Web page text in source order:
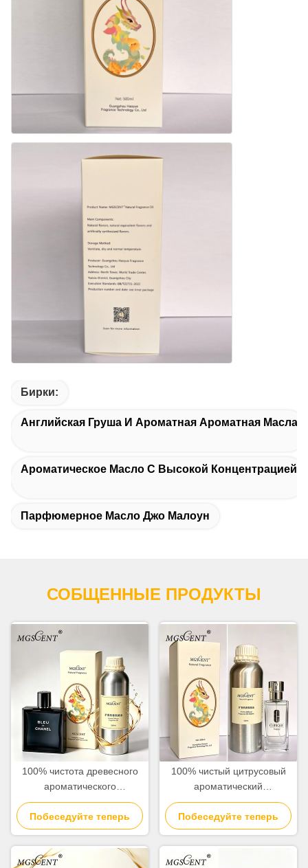
Бирки:
Английская Груша И Ароматная Ароматная Масла
Ароматическое Масло С Высокой Концентрацией
Парфюмерное Масло Джо Малоун
СОБЩЕННЫЕ ПРОДУКТЫ
100% чистота древесного
ароматического
ароматического масла 500
мл 1000 мл оптовая
коллекция отелей
Побеседуйте теперь
100% чистый цитрусовый
ароматический
парфюмерный масло для
мужчин с мандаринским
оранжевым и кедровым
нотами
Побеседуйте теперь